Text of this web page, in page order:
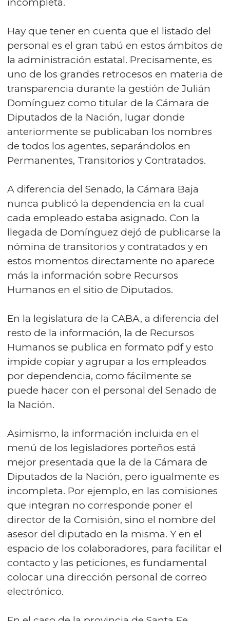
Hay que tener en cuenta que el listado del
personal es el gran tabú en estos ámbitos de
la administración estatal. Precisamente, es
uno de los grandes retrocesos en materia de
transparencia durante la gestión de Julián
Domínguez como titular de la Cámara de
Diputados de la Nación, lugar donde
anteriormente se publicaban los nombres
de todos los agentes, separándolos en
Permanentes, Transitorios y Contratados.
A diferencia del Senado, la Cámara Baja
nunca publicó la dependencia en la cual
cada empleado estaba asignado. Con la
llegada de Domínguez dejó de publicarse la
nómina de transitorios y contratados y en
estos momentos directamente no aparece
más la información sobre Recursos
Humanos en el sitio de Diputados.
En la legislatura de la CABA, a diferencia del
resto de la información, la de Recursos
Humanos se publica en formato pdf y esto
impide copiar y agrupar a los empleados
por dependencia, como fácilmente se
puede hacer con el personal del Senado de
la Nación.
Asimismo, la información incluida en el
menú de los legisladores porteños está
mejor presentada que la de la Cámara de
Diputados de la Nación, pero igualmente es
incompleta. Por ejemplo, en las comisiones
que integran no corresponde poner el
director de la Comisión, sino el nombre del
asesor del diputado en la misma. Y en el
espacio de los colaboradores, para facilitar el
contacto y las peticiones, es fundamental
colocar una dirección personal de correo
electrónico.